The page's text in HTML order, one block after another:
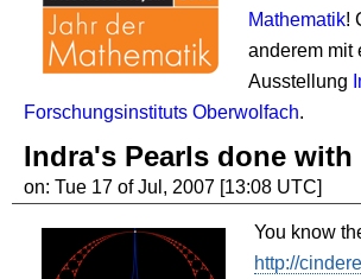
Mathematik!
anderem mit
Ausstellung
Forschungsinstituts Oberwolfach.
Indra's Pearls done with
on: Tue 17 of Jul, 2007 [13:08 UTC]
You know
http://